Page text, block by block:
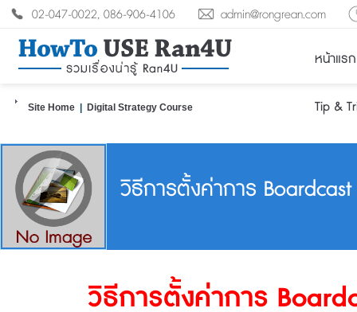
02-047-0022, 086-906-4106 admin@rongrean.com
หน้าแรก
Tip &
Site Home Digital Strategy Course
วิธีการตั้งค่าการ
วิธีการตั้งค่าการ